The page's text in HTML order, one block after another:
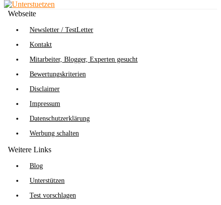
Webseite
Newsletter / TestLetter
Kontakt
Mitarbeiter, Blogger, Experten gesucht
Bewertungskriterien
Disclaimer
Impressum
Datenschutzerklärung
Werbung schalten
Weitere Links
Blog
Unterstützen
Test vorschlagen